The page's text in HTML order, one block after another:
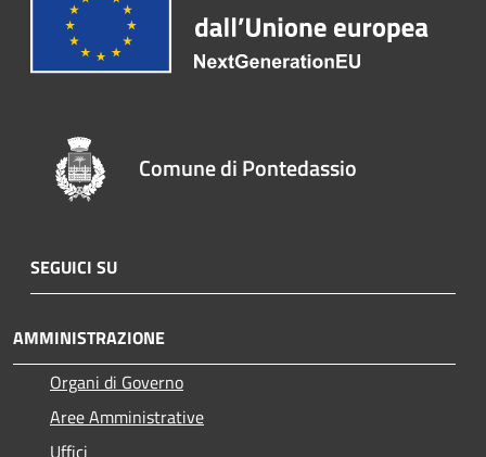
Comune di Pontedassio
SEGUICI SU
AMMINISTRAZIONE
Organi di Governo
Aree Amministrative
Uffici